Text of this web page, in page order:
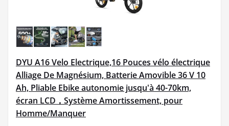
DYU A16 Velo Electrique,16 Pouces vélo électrique
Alliage De Magnésium, Batterie Amovible 36 V 10
Ah, Pliable Ebike autonomie jusqu'à 40-70km,
écran LCD，Système Amortissement, pour
Homme/Manquer